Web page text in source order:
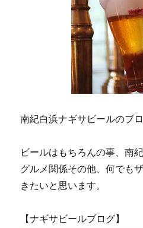
南紀白浜ナギサビールのブロ
ビールはもちろんの事、南
グルメ関係その他、何でも
きたいと思います。
【ナギサビールブログ】